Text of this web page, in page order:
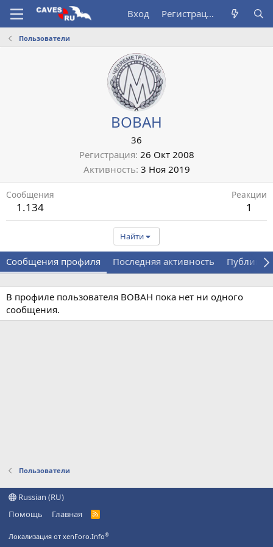
Вход Регистрация
Пользователи
ВОВАН
36
Регистрация 26 Окт 2008
Активность 3 Ноя 2019
Сообщения
1.134
Реакции
1
Найти
Сообщения профиля Последняя активность
В профиле пользователя ВОВАН пока нет ни одного
сообщения.
Пользователи
Russian (RU)
Помощь
Главная
R
Локализация от xenForo.Info®